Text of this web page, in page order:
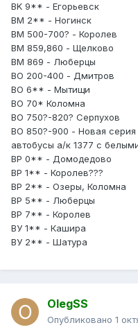
BK 9** - Егорьевск
BM 2** - Ногинск
BM 500-700? - Королев
BM 859,860 - Щелково
BM 869 - Люберцы
BO 200-400 - Дмитров
BO 6** - Мытищи
BO 70* Коломна
BO 750?-820? Серпухов
BO 850?-900 - Новая
автобусы а/к 1377 с
BP 0** - Домодедово
BP 1** - Королев???
BP 2** - Озеры, Коломна
BP 5** - Люберцы
BP 7** - Королев
BУ 1** - Кашира
ВУ 2** - Шатура
OlegSS
Опубликовано 1